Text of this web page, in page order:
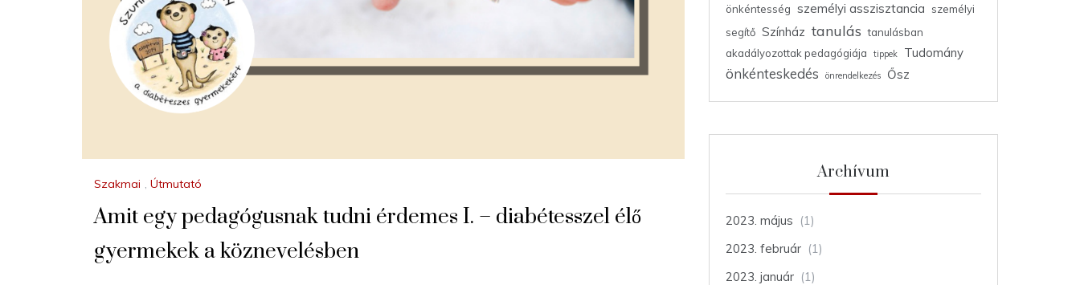
Szakmai , Útmutató
Amit egy pedagógusnak tudni érdemes I. – diabétesszel élő
gyermekek a köznevelésben
önkéntesség személyi asszisztancia
személyi
segítő Színház tanulás tanulásban
akadályozottak pedagógiája
tippek Tudomány
önkénteskedés önrendelkezés Ősz
Archívum
2023. május (1)
2023. február (1)
2023. január (1)